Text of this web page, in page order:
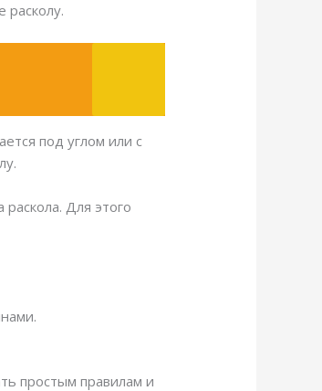
под углом или с
Для этого
простым правилам и